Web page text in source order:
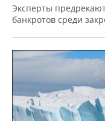
Эксперты
банкротов среди